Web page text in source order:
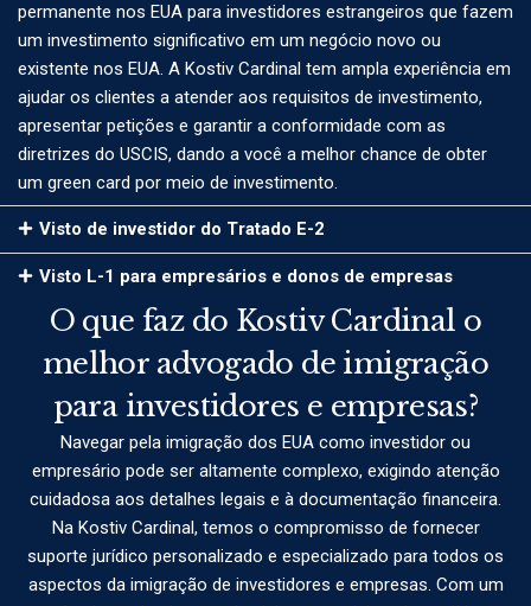
permanente nos EUA para investidores estrangeiros que fazem
um investimento significativo em um negócio novo ou
existente nos EUA. A Kostiv Cardinal tem ampla experiência em
ajudar os clientes a atender aos requisitos de investimento,
apresentar petições e garantir a conformidade com as
diretrizes do USCIS, dando a você a melhor chance de obter
um green card por meio de investimento.
Visto de investidor do Tratado E-2
Visto L-1 para empresários e donos de empresas
O que faz do Kostiv Cardinal o
melhor advogado de imigração
para investidores e empresas?
Navegar pela imigração dos EUA como investidor ou
empresário pode ser altamente complexo, exigindo atenção
cuidadosa aos detalhes legais e à documentação financeira.
Na Kostiv Cardinal, temos o compromisso de fornecer
suporte jurídico personalizado e especializado para todos os
aspectos da imigração de investidores e empresas. Com um